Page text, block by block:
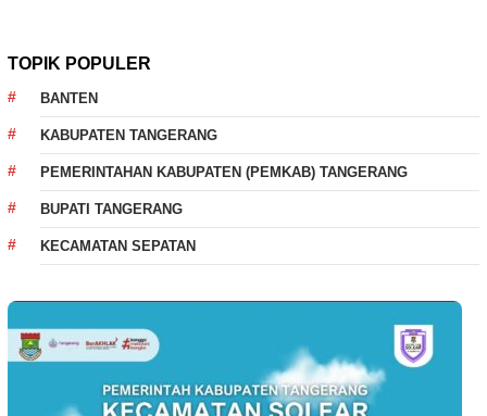
TOPIK POPULER
BANTEN
KABUPATEN TANGERANG
PEMERINTAHAN KABUPATEN (PEMKAB) TANGERANG
BUPATI TANGERANG
KECAMATAN SEPATAN